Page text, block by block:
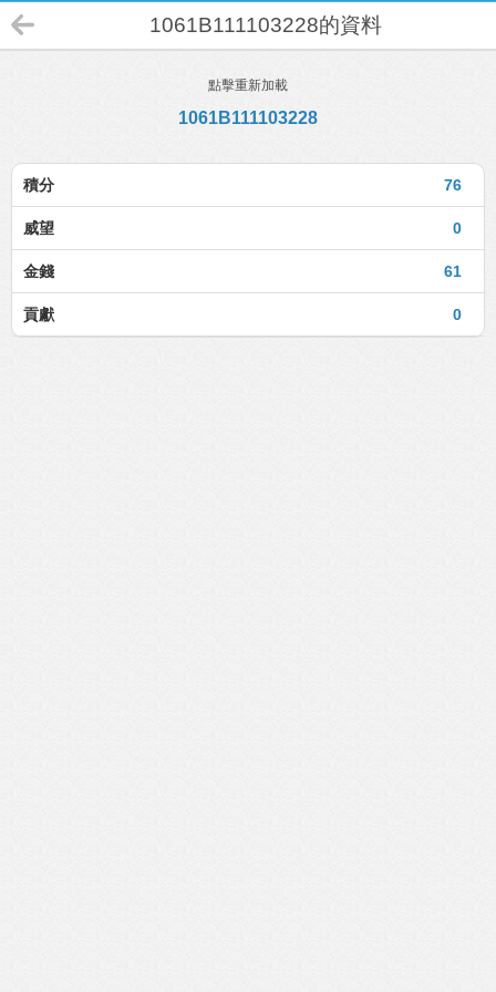
1061B111103228的資料
點擊重新加載
1061B111103228
76
積分
0
威望
61
金錢
0
貢獻